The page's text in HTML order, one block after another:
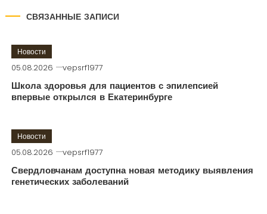
СВЯЗАННЫЕ ЗАПИСИ
Новости
05.08.2026 vepsrf1977
Школа здоровья для пациентов с эпилепсией
впервые открылся в Екатеринбурге
Новости
05.08.2026 vepsrf1977
Свердловчанам доступна новая методику выявления
генетических заболеваний